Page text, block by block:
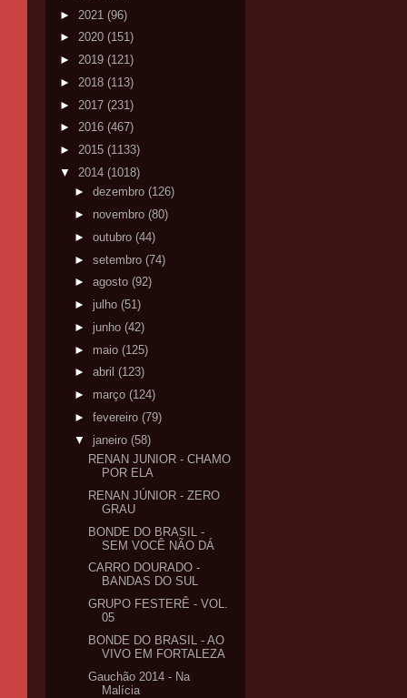
► 2021 (96)
► 2020 (151)
► 2019 (121)
► 2018 (113)
► 2017 (231)
► 2016 (467)
► 2015 (1133)
▼ 2014 (1018)
► dezembro (126)
► novembro (80)
► outubro (44)
► setembro (74)
► agosto (92)
► julho (51)
► junho (42)
► maio (125)
► abril (123)
► março (124)
► fevereiro (79)
▼ janeiro (58)
RENAN JUNIOR - CHAMO
POR ELA
RENAN JÚNIOR - ZERO
GRAU
BONDE DO BRASIL -
SEM VOCÊ NÃO DÁ
CARRO DOURADO -
BANDAS DO SUL
GRUPO FESTERÊ - VOL.
05
BONDE DO BRASIL - AO
VIVO EM FORTALEZA
Gauchão 2014 - Na
Malícia